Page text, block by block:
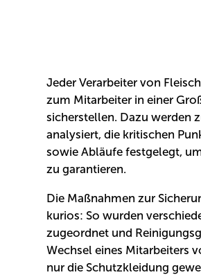
Jeder Verarbeiter von
zum Mitarbeiter in einer
sicherstellen. Dazu werden
analysiert, die kritischen
sowie Abläufe festgelegt,
zu garantieren.
Die Maßnahmen zur
kurios: So wurden
zugeordnet und
Wechsel eines Mitarbeiters
nur die Schutzkleidung